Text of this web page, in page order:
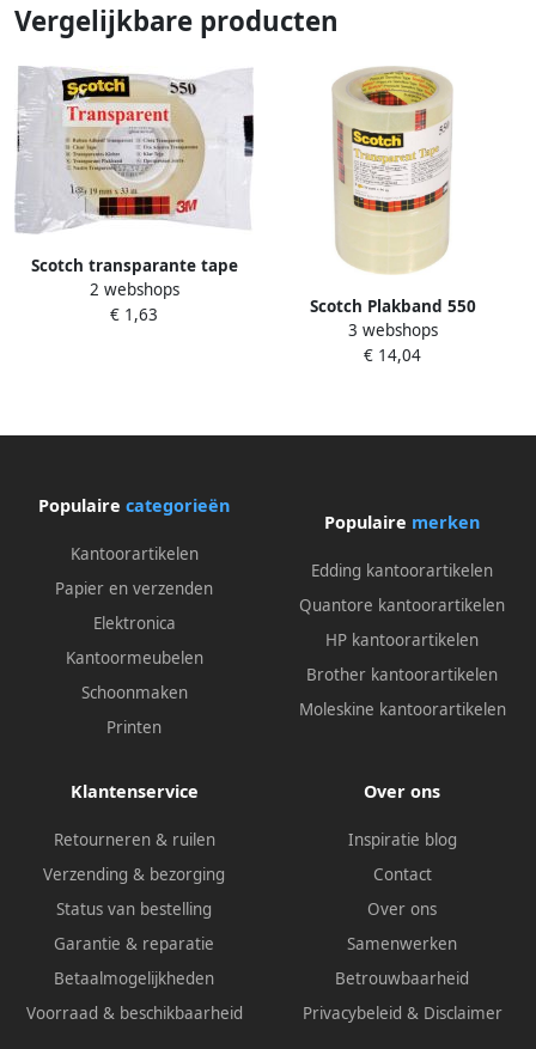
Vergelijkbare producten
Scotch transparante tape
550 ft 19 mm x 33 m
2 webshops
€ 1,63
Scotch Plakband 550
19mmx66mm transparant
krimp 8rollen
3 webshops
€ 14,04
Populaire categorieën
Kantoorartikelen
Papier en verzenden
Elektronica
Kantoormeubelen
Schoonmaken
Printen
Populaire merken
Edding kantoorartikelen
Quantore kantoorartikelen
HP kantoorartikelen
Brother kantoorartikelen
Moleskine kantoorartikelen
Klantenservice
Retourneren & ruilen
Verzending & bezorging
Status van bestelling
Garantie & reparatie
Betaalmogelijkheden
Voorraad & beschikbaarheid
Over ons
Inspiratie blog
Contact
Over ons
Samenwerken
Betrouwbaarheid
Privacybeleid & Disclaimer